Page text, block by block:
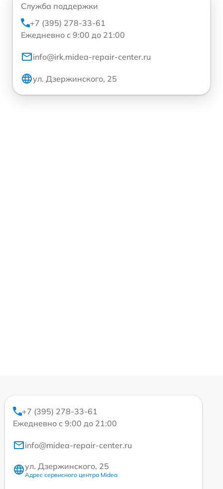
Служба поддержки
+7 (395) 278-33-61
Ежедневно с 9:00 до 21:00
info@irk.midea-repair-center.ru
ул. Дзержинского, 25
+7 (395) 278-33-61
Ежедневно с 9:00 до 21:00
info@midea-repair-center.ru
ул. Дзержинского, 25
Адрес сервисного центра Midea